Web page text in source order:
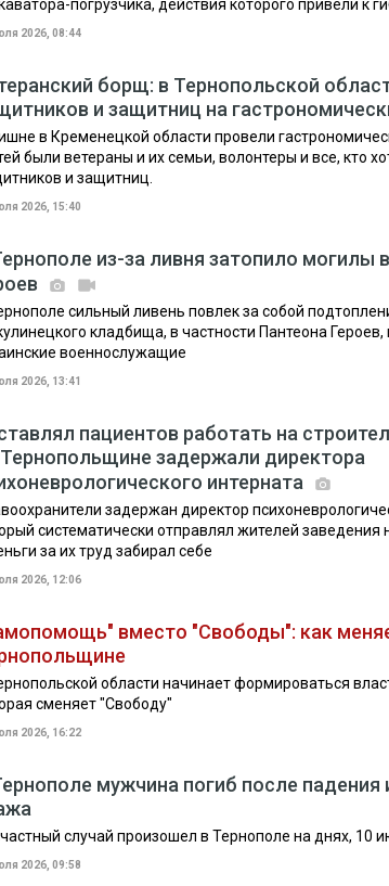
погрузчика, действия которого привели к
2026, 08:44
борщ: в Тернопольской
и защитниц на
в Кременецкой области провели
были ветераны и их семьи, волонтеры и все, кто
и защитниц.
2026, 15:40
из-за ливня затопило могилы
сильный ливень повлек за собой
кладбища, в частности Пантеона
военнослужащие
2026, 13:41
пациентов работать на
задержали директора
интерната
задержан директор
систематически отправлял жителей заведения
за их труд забирал себе
2026, 12:06
вместо "Свободы": как
области начинает формироваться
сменяет "Свободу"
2026, 16:22
мужчина погиб после падения
случай произошел в Тернополе на днях, 10
2026, 09:58